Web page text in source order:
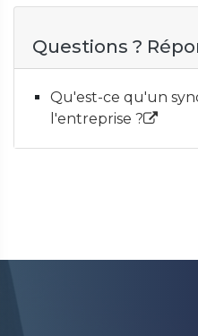
Questions ?
Qu'est-ce qu'un
l'entreprise ?